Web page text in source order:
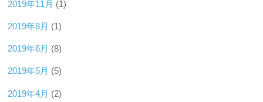
2019年11月 (1)
2019年8月 (1)
2019年6月 (8)
2019年5月 (5)
2019年4月 (2)